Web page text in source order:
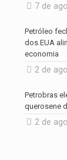
7 de
Petróleo
dos EUA
economia
2 de
Petrobras
querosene
2 de